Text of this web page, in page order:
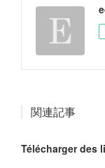
関連記事
Télécharger des